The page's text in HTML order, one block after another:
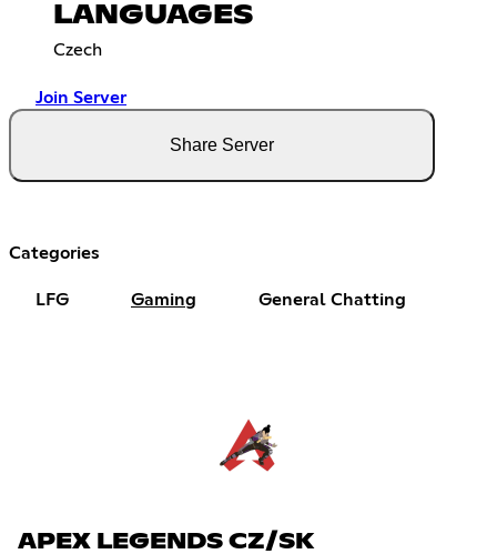
LANGUAGES
Czech
Join Server
Share Server
Categories
LFG Gaming General Chatting
APEX LEGENDS CZ/SK